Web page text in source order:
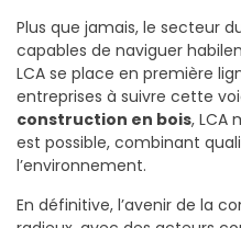
Plus que jamais, le secteur
capables de naviguer
LCA se place en première
entreprises à suivre cette
construction en bois, LCA
est possible, combinant
l’environnement.
En définitive, l’avenir de la